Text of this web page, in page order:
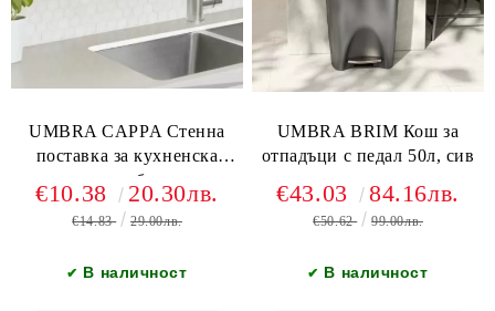
UMBRA CAPPA Стенна
поставка за кухненска
хартия, бронз
€10.38 20.30лв.
€14.83 29.00лв.
✔ В наличност
UMBRA BRIM Кош за
отпадъци с педал 50л, сив
€43.03 84.16лв.
€50.62 99.00лв.
✔ В наличност